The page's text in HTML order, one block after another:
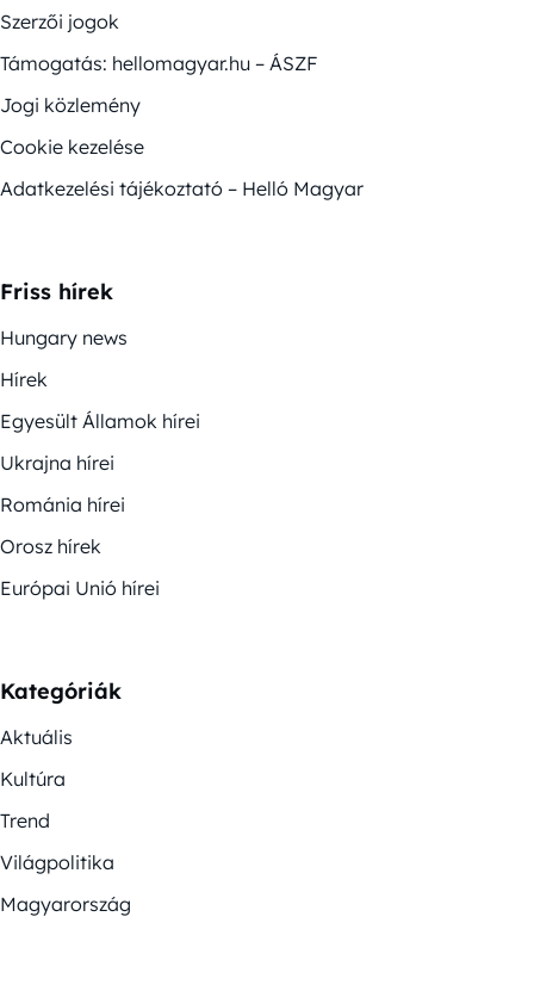
Szerzői jogok
Támogatás: hellomagyar.hu – ÁSZF
Jogi közlemény
Cookie kezelése
Adatkezelési tájékoztató – Helló Magyar
Friss hírek
Hungary news
Hírek
Egyesült Államok hírei
Ukrajna hírei
Románia hírei
Orosz hírek
Európai Unió hírei
Kategóriák
Aktuális
Kultúra
Trend
Világpolitika
Magyarország